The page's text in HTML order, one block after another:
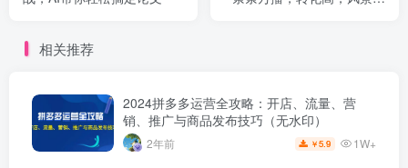
相关推荐
2024拼多多运营全攻略：开店、流量、营
销、推广与商品发布技巧（无水印）
2年前 ￥5.9 1W+